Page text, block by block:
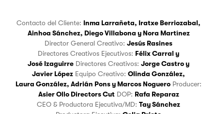
Contacto del Cliente: Inma Larrañeta, Iratxe Berriozabal,
Ainhoa Sánchez, Diego Villabona y Nora Martínez
Director General Creativo: Jesús Rasines
Directores Creativos Ejecutivos: Félix Carral y
José Izaguirre
Directores Creativos: Jorge Castroy
Javier López
Equipo Creativo: Olinda González,
Laura González, Adrián Ponsy Marcos Noguero
Producer:
Asier Ollo Directors Cut
DOP: Rafa Reparaz
CEO & Productora Ejecutiva/MD: Tay Sánchez